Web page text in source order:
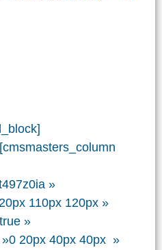
»
110px 120px »
»
20px 40px 40px »